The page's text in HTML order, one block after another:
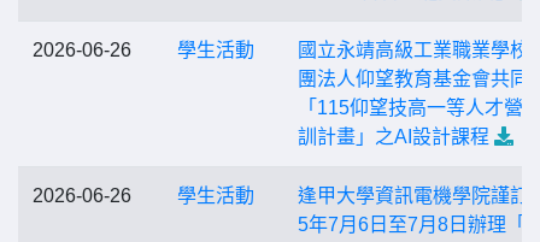
2026-06-26 學生活動
國立永靖高級工業職業學校
團法人仰望教育基金會共同
「115仰望技高一等人才營
訓計畫」之AI設計課程
2026-06-26 學生活動
逢甲大學資訊電機學院謹訂
5年7月6日至7月8日辦理「